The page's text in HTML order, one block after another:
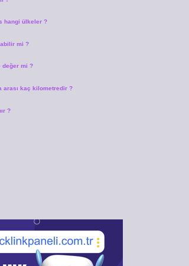
hangi ülkeler ?
mi ?
değer mi ?
arası kaç kilometredir ?
?